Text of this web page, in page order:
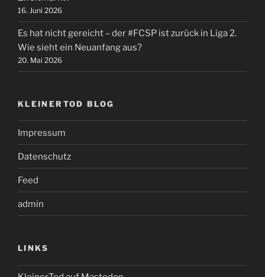
16. Juni 2026
Es hat nicht gereicht – der #FCSP ist zurück in Liga 2.
Wie sieht ein Neuanfang aus?
20. Mai 2026
KLEINERTOD BLOG
Impressum
Datenschutz
Feed
admin
LINKS